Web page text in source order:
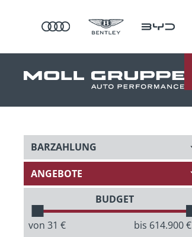
BUDGET
von 31 € bis 614.900€